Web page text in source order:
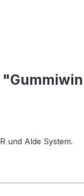
und Alde System.